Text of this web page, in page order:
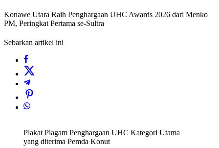
Konawe Utara Raih Penghargaan UHC Awards 2026 dari Menko
PM, Peringkat Pertama se-Sultra
Sebarkan artikel ini
Plakat Piagam Penghargaan UHC Kategori Utama
yang diterima Pemda Konut